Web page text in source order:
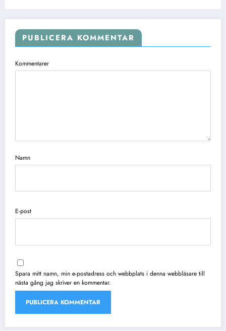
PUBLICERA KOMMENTAR
Kommentarer
Namn
E-post
Spara mitt namn, min e-postadress och webbplats i denna webbläsare till
nästa gång jag skriver en kommentar.